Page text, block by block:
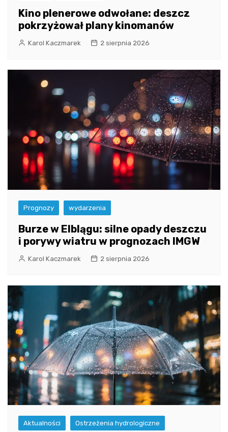
Kino plenerowe odwołane: deszcz
pokrzyżował plany kinomanów
Karol Kaczmarek 2 sierpnia 2026
Prognozy wydarzenia
Burze w Elblągu: silne opady deszczu
i porywy wiatru w prognozach IMGW
Karol Kaczmarek 2 sierpnia 2026
Aktualności Ostrzeżenia hydrologiczne